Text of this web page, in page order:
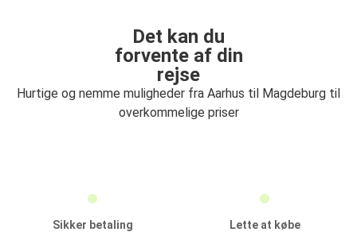
Det kan du
forvente af din
rejse
Hurtige og nemme muligheder fra Aarhus til Magdeburg til
overkommelige priser
Sikker betaling
Lette at købe